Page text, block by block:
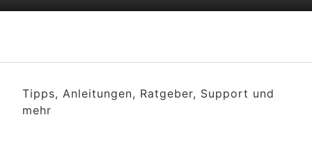
Tipps, Anleitungen, Ratgeber, Support und
mehr